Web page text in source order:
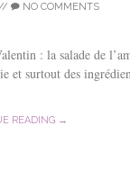
NO COMMENTS
: la salade de
et surtout des
READING →